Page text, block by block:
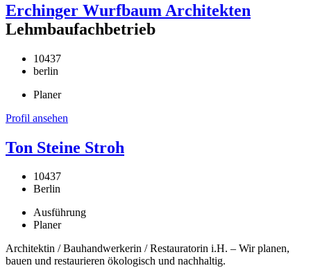
Erchinger Wurfbaum Architekten
Lehmbaufachbetrieb
10437
berlin
Planer
Profil ansehen
Ton Steine Stroh
10437
Berlin
Ausführung
Planer
Architektin / Bauhandwerkerin / Restauratorin i.H. – Wir planen,
bauen und restaurieren ökologisch und nachhaltig.